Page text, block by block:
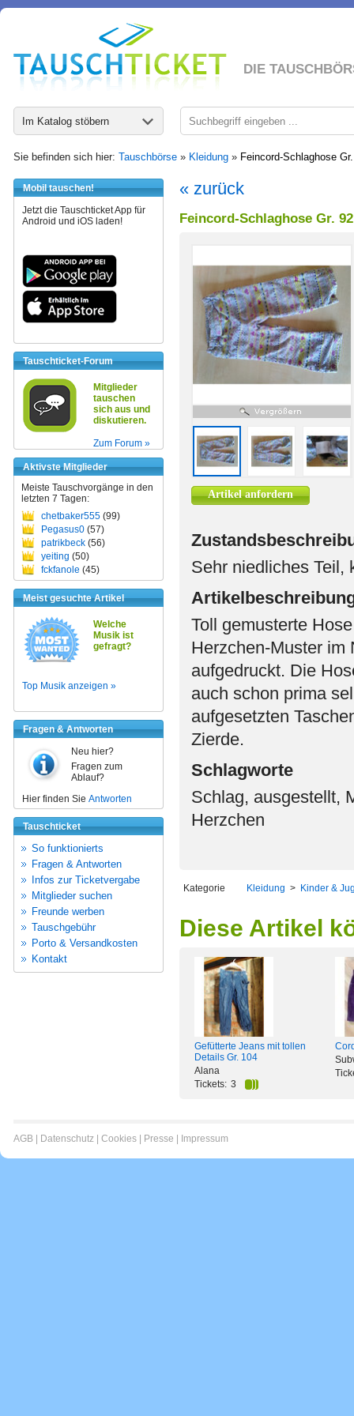
DIE
Im Katalog stöbern
Sie befinden sich hier: Tauschbörse » Kleidung » Feincord-Schlaghose
Mobil tauschen!
Jetzt die Tauschticket App für
Android und iOS laden!
Tauschticket-Forum
Mitglieder
tauschen
sich aus und
diskutieren.
Zum Forum »
Aktivste Mitglieder
Meiste Tauschvorgänge in den
letzten 7 Tagen:
chetbaker555 (99)
Pegasus0 (57)
patrikbeck (56)
yeiting (50)
fckfanole (45)
Meist gesuchte Artikel
Welche
Musik ist
gefragt?
Top Musik anzeigen »
Fragen & Antworten
Neu hier?
Fragen zum
Ablauf?
Hier finden Sie Antworten
Tauschticket
So funktionierts
Fragen & Antworten
Infos zur Ticketvergabe
Mitglieder suchen
Freunde werben
Tauschgebühr
Porto & Versandkosten
Kontakt
« zurück
Feincord-Schlaghose Gr. 92
Artikel anfordern
Sehr niedliches Teil,
Toll gemusterte
Herzchen-Muster im
aufgedruckt. Die
auch schon prima
aufgesetzten
Zierde.
Schlagworte
Schlag, ausgestellt,
Herzchen
Kategorie Kleidung > Kinder &
Diese Artikel
Gefütterte Jeans mit tollen
Details Gr. 104
Alana
Tickets: 3
AGB Datenschutz Cookies Presse Impressum